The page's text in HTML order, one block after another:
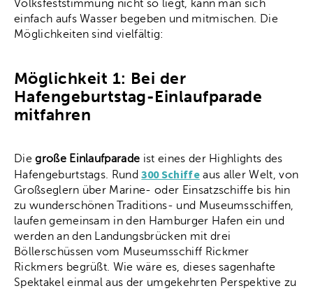
Volksfeststimmung nicht so liegt, kann man sich
einfach aufs Wasser begeben und mitmischen. Die
Möglichkeiten sind vielfältig:
Möglichkeit 1: Bei der
Hafengeburtstag-Einlaufparade
mitfahren
Diegroße Einlaufparade ist eines der Highlights des
Hafengeburtstags. Rund300 Schiffeaus aller Welt, von
Großseglern über Marine- oder Einsatzschiffe bis hin
zu wunderschönen Traditions- und Museumsschiffen,
laufen gemeinsam in den Hamburger Hafen ein und
werden an den Landungsbrücken mit drei
Böllerschüssen vom Museumsschiff Rickmer
Rickmers begrüßt. Wie wäre es, dieses sagenhafte
Spektakel einmal aus der umgekehrten Perspektive zu